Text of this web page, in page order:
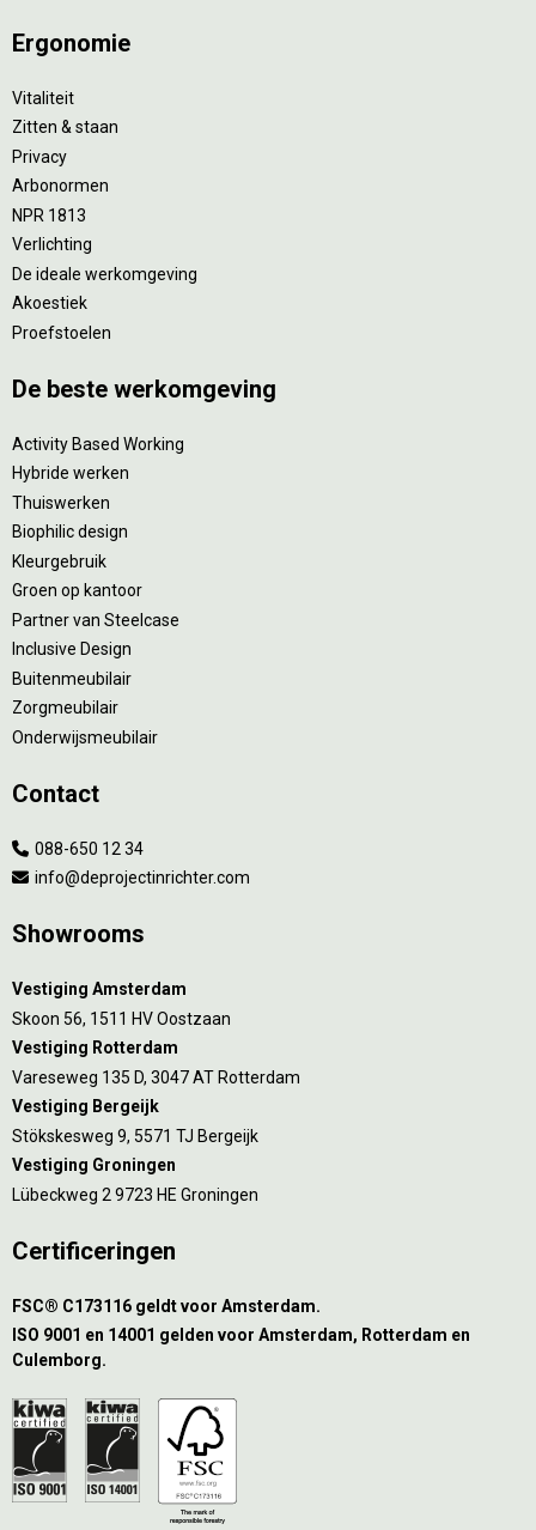
Ergonomie
Vitaliteit
Zitten & staan
Privacy
Arbonormen
NPR 1813
Verlichting
De ideale werkomgeving
Akoestiek
Proefstoelen
De beste werkomgeving
Activity Based Working
Hybride werken
Thuiswerken
Biophilic design
Kleurgebruik
Groen op kantoor
Partner van Steelcase
Inclusive Design
Buitenmeubilair
Zorgmeubilair
Onderwijsmeubilair
Contact
088-650 12 34
info@deprojectinrichter.com
Showrooms
Vestiging Amsterdam
Skoon 56, 1511 HV Oostzaan
Vestiging Rotterdam
Vareseweg 135 D, 3047 AT Rotterdam
Vestiging Bergeijk
Stökskesweg 9, 5571 TJ Bergeijk
Vestiging Groningen
Lübeckweg 2 9723 HE Groningen
Certificeringen
FSC® C173116 geldt voor Amsterdam.
ISO 9001 en 14001 gelden voor Amsterdam, Rotterdam en
Culemborg.